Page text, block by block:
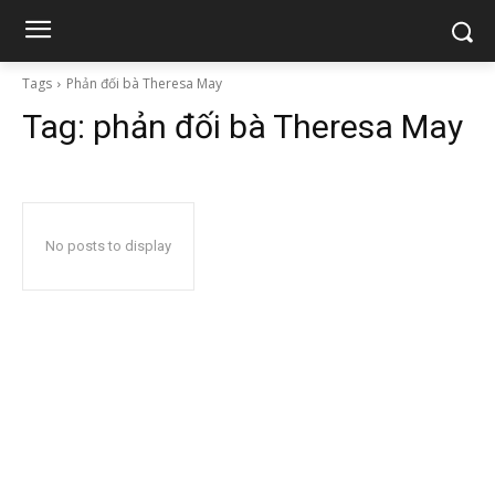
Tags Phản đối bà Theresa May
Tag: phản đối bà Theresa May
No posts to display